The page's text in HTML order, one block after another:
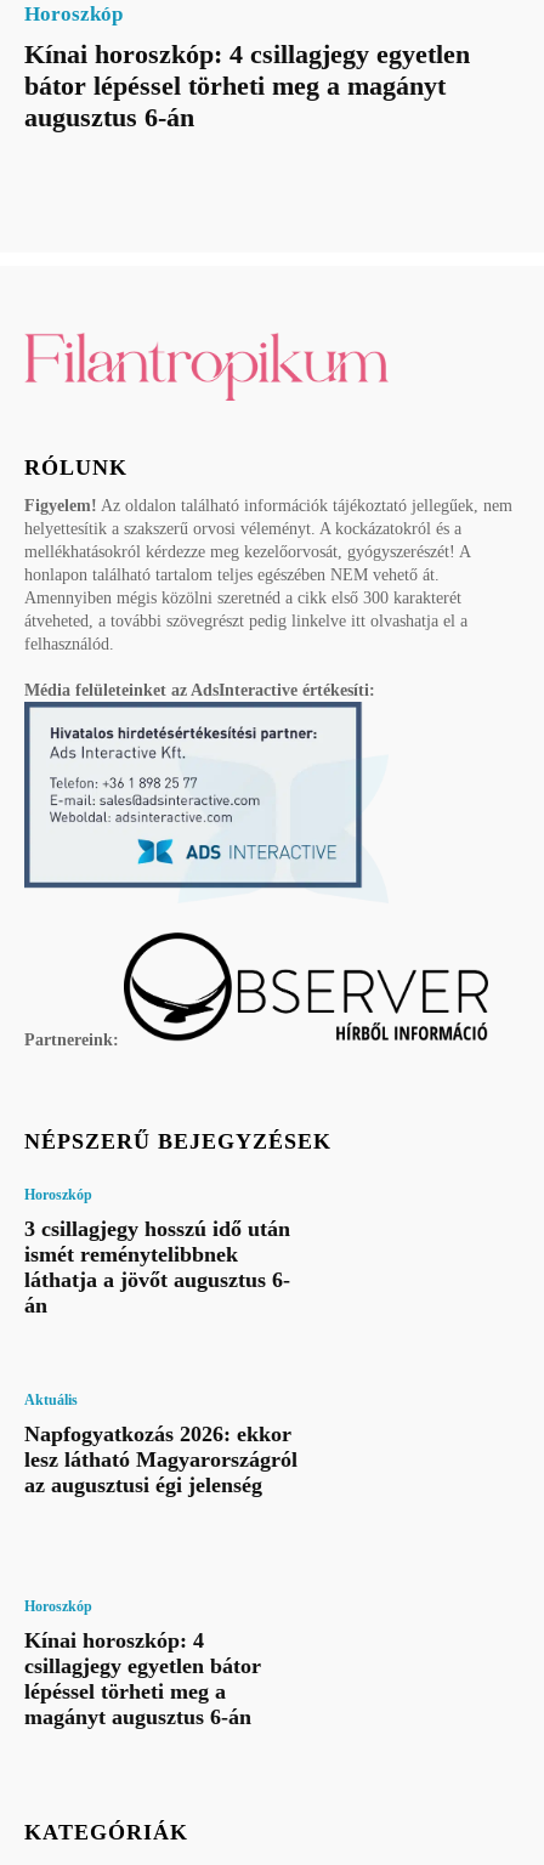
Horoszkóp
Kínai horoszkóp: 4 csillagjegy egyetlen
bátor lépéssel törheti meg a magányt
augusztus 6-án
RÓLUNK
Figyelem! Az oldalon található információk tájékoztató jellegűek, nem
helyettesítik a szakszerű orvosi véleményt. A kockázatokról és a
mellékhatásokról kérdezze meg kezelőorvosát, gyógyszerészét! A
honlapon található tartalom teljes egészében NEM vehető át.
Amennyiben mégis közölni szeretnéd a cikk első 300 karakterét
átveheted, a további szövegrészt pedig linkelve itt olvashatja el a
felhasználód.
Média felületeinket az AdsInteractive értékesíti:
Partnereink:
NÉPSZERŰ BEJEGYZÉSEK
Horoszkóp
3 csillagjegy hosszú idő után
ismét reménytelibbnek
láthatja a jövőt augusztus 6-
án
Aktuális
Napfogyatkozás 2026: ekkor
lesz látható Magyarországról
az augusztusi égi jelenség
Horoszkóp
Kínai horoszkóp: 4
csillagjegy egyetlen bátor
lépéssel törheti meg a
magányt augusztus 6-án
KATEGÓRIÁK